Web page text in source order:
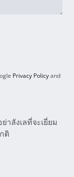
Privacy Policyand
าลังเลที่จะเยี่ยม
ติ